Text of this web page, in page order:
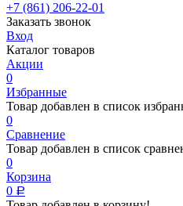
+7 (861) 206-22-01
Заказать звонок
Вход
Каталог товаров
Акции
0
Избранные
Товар добавлен в список
0
Сравнение
Товар добавлен в список
0
Корзина
0 Р